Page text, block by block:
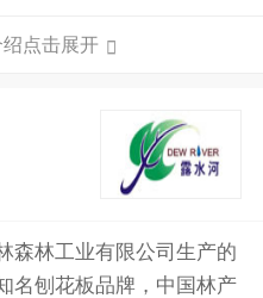
点击展开
森林工业有限公司生产的
名刨花板品牌，中国林产